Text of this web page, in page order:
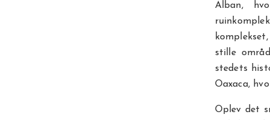
Alban,
stille
stedets
Oaxaca,
Oplev det